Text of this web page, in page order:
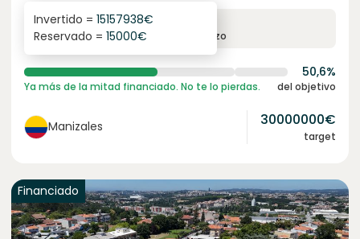
6.1%
interés anual plazo
Invertido = 15157938€
Reservado = 15000€
50,6%
Ya más de la mitad financiado. No te lo pierdas. del objetivo
Manizales 30000000€
target
Financiado